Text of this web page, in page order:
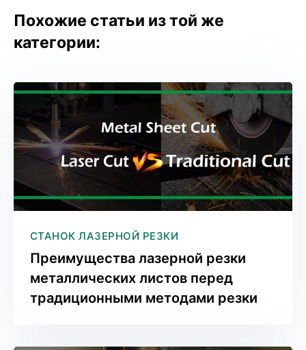
Похожие статьи из той же
категории:
СТАНОК ЛАЗЕРНОЙ РЕЗКИ
Преимущества лазерной резки
металлических листов перед
традиционными методами резки